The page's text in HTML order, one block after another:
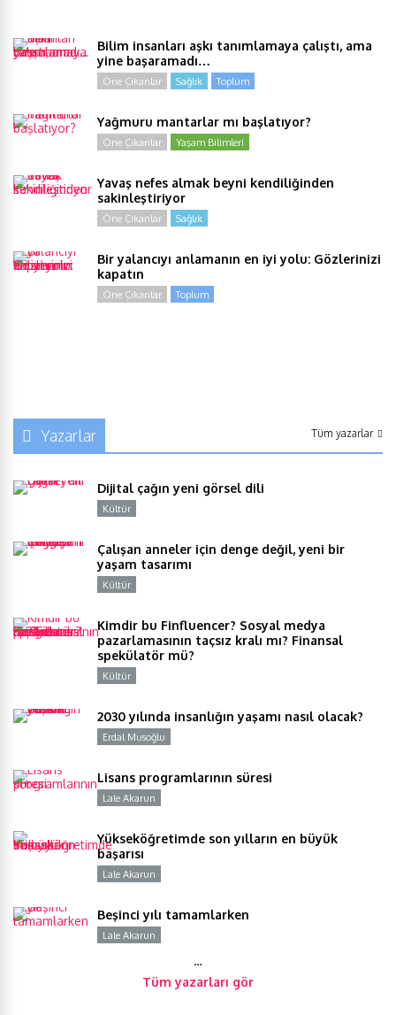
Bilim insanları aşkı tanımlamaya çalıştı, ama
yine başaramadı…
Öne Çıkanlar Sağlık Toplum
Yağmuru mantarlar mı başlatıyor?
Öne Çıkanlar Yaşam Bilimleri
Yavaş nefes almak beyni kendiliğinden
sakinleştiriyor
Öne Çıkanlar Sağlık
Bir yalancıyı anlamanın en iyi yolu: Gözlerinizi
kapatın
Öne Çıkanlar Toplum
Yazarlar Tüm yazarlar
Dijital çağın yeni görsel dili
Kültür
Çalışan anneler için denge değil, yeni bir
yaşam tasarımı
Kültür
Kimdir bu Finfluencer? Sosyal medya
pazarlamasının taçsız kralı mı? Finansal
spekülatör mü?
Kültür
2030 yılında insanlığın yaşamı nasıl olacak?
Erdal Musoğlu
Lisans programlarının süresi
Lale Akarun
Yükseköğretimde son yılların en büyük
başarısı
Lale Akarun
Beşinci yılı tamamlarken
Lale Akarun
…
Tüm yazarları gör